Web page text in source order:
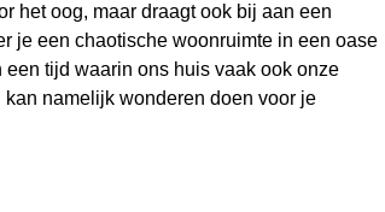
het oog, maar draagt ook bij aan een
je een chaotische woonruimte in een oase
tijd waarin ons huis vaak ook onze
namelijk wonderen doen voor je